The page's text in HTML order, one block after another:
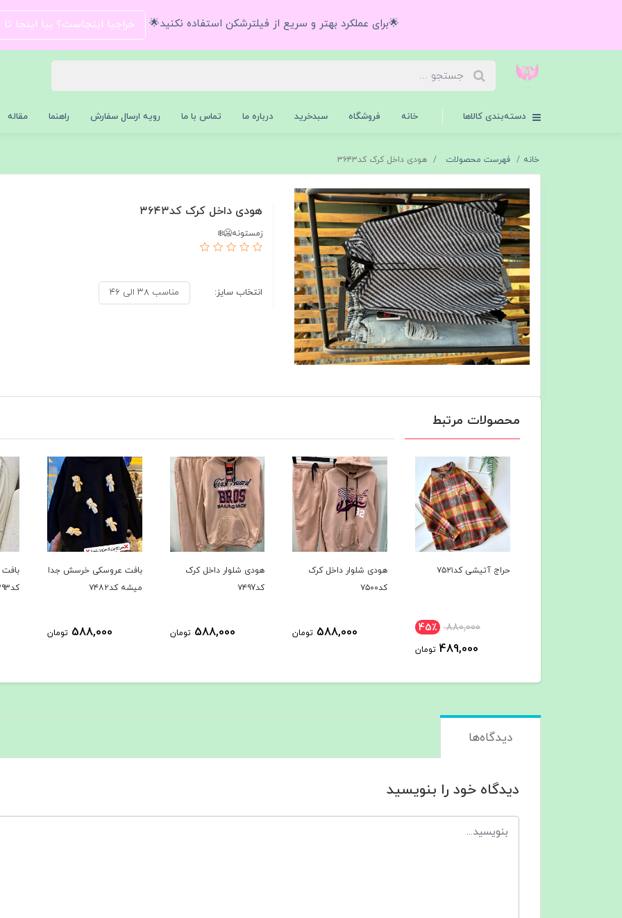
🌟برای عملکرد بهتر و سریع از فیلترشکن استفاده نکنید🌟 حراجیا اینجاست؟ بیا اینجا
دسته‌بندی کالاها خانه فروشگاه سبدخرید درباره ما تماس با ما رویه ارسال سفارش راهنما مقاله
خانه فهرست محصولات هودی داخل کرک کد۳۶۴۳
هودی داخل کرک کد۳۶۴۳
زمستونه🥶❄️
انتخاب سایز: مناسب ۳۸ الی ۴۶
محصولات مرتبط
هودی شلوار داخل کرک
588,000 تومان
هودی شلوار داخل کرک
کد۷۴۹7
588,000 تومان
بافت عروسکی خرسش جدا
میشه کد۷۴۸۲
588,000 تومان
بافت دوتیکه پر فروش
کد۷۳۹۳
1,289,000 تومان
حراجی
دیدگاه‌ها
دیدگاه خود را بنویسید